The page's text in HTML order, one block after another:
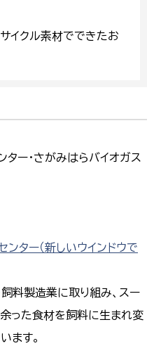
イクル素材でできたお
ター・さがみはらバイオガス
ター（新しいウインドウで
料製造業に取り組み、スー
った食材を飼料に生まれ変
ます。